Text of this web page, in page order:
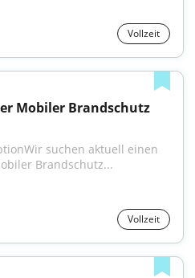
Vollzeit
Mobiler Brandschutz
suchen aktuell einen
Brandschutz...
Vollzeit